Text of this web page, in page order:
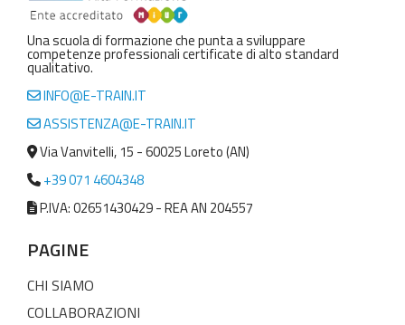
Una scuola di formazione che punta a sviluppare
competenze professionali certificate di alto standard
qualitativo.
INFO@E-TRAIN.IT
ASSISTENZA@E-TRAIN.IT
Via Vanvitelli, 15 - 60025 Loreto (AN)
+39 071 4604348
P.IVA: 02651430429 - REA AN 204557
PAGINE
CHI SIAMO
COLLABORAZIONI